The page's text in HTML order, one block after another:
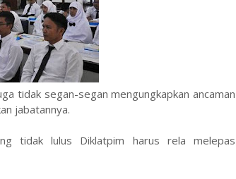
tidak segan-segan mengungkapkan ancaman
jabatannya.
tidak lulus Diklatpim harus rela melepas